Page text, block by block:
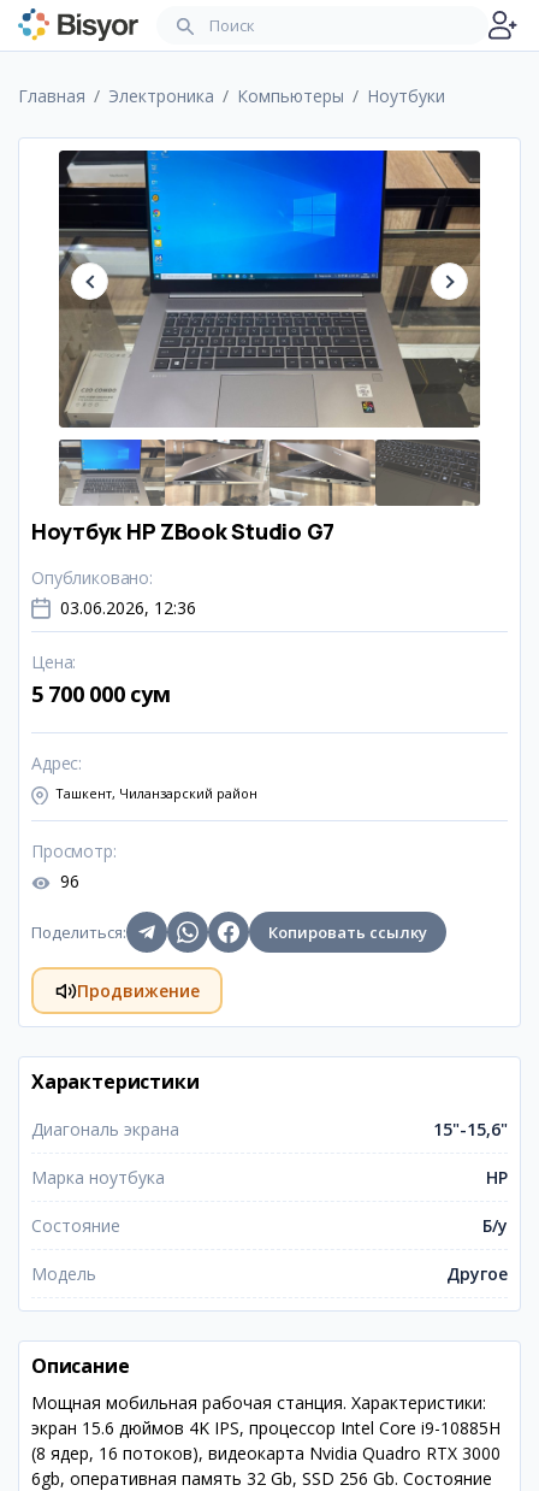
Главная Электроника Компьютеры Ноутбуки
Ноутбук HP ZBook Studio G7
Опубликовано:
03.06.2026, 12:36
Цена:
5 700 000 сум
Адрес:
Ташкент, Чиланзарский район
Просмотр:
96
Поделиться: Копировать ссылку
Продвижение
Характеристики
Диагональ экрана 15"-15,6"
Марка ноутбука HP
Состояние Б/у
Модель Другое
Описание
Мощная мобильная рабочая станция. Характеристики:
экран 15.6 дюймов 4K IPS, процессор Intel Core i9-10885H
(8 ядер, 16 потоков), видеокарта Nvidia Quadro RTX 3000
6gb, оперативная память 32 Gb, SSD 256 Gb. Состояние